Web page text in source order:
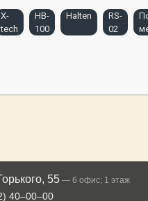
X-
tech
HB-
100
Halten
RS-
02